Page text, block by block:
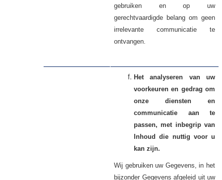
gebruiken en op uw
gerechtvaardigde belang om geen
irrelevante communicatie te
ontvangen.
Het analyseren van uw
voorkeuren en gedrag om
onze diensten en
communicatie aan te
passen, met inbegrip van
Inhoud die nuttig voor u
kan zijn.
Wij gebruiken uw Gegevens, in het
bijzonder Gegevens afgeleid uit uw